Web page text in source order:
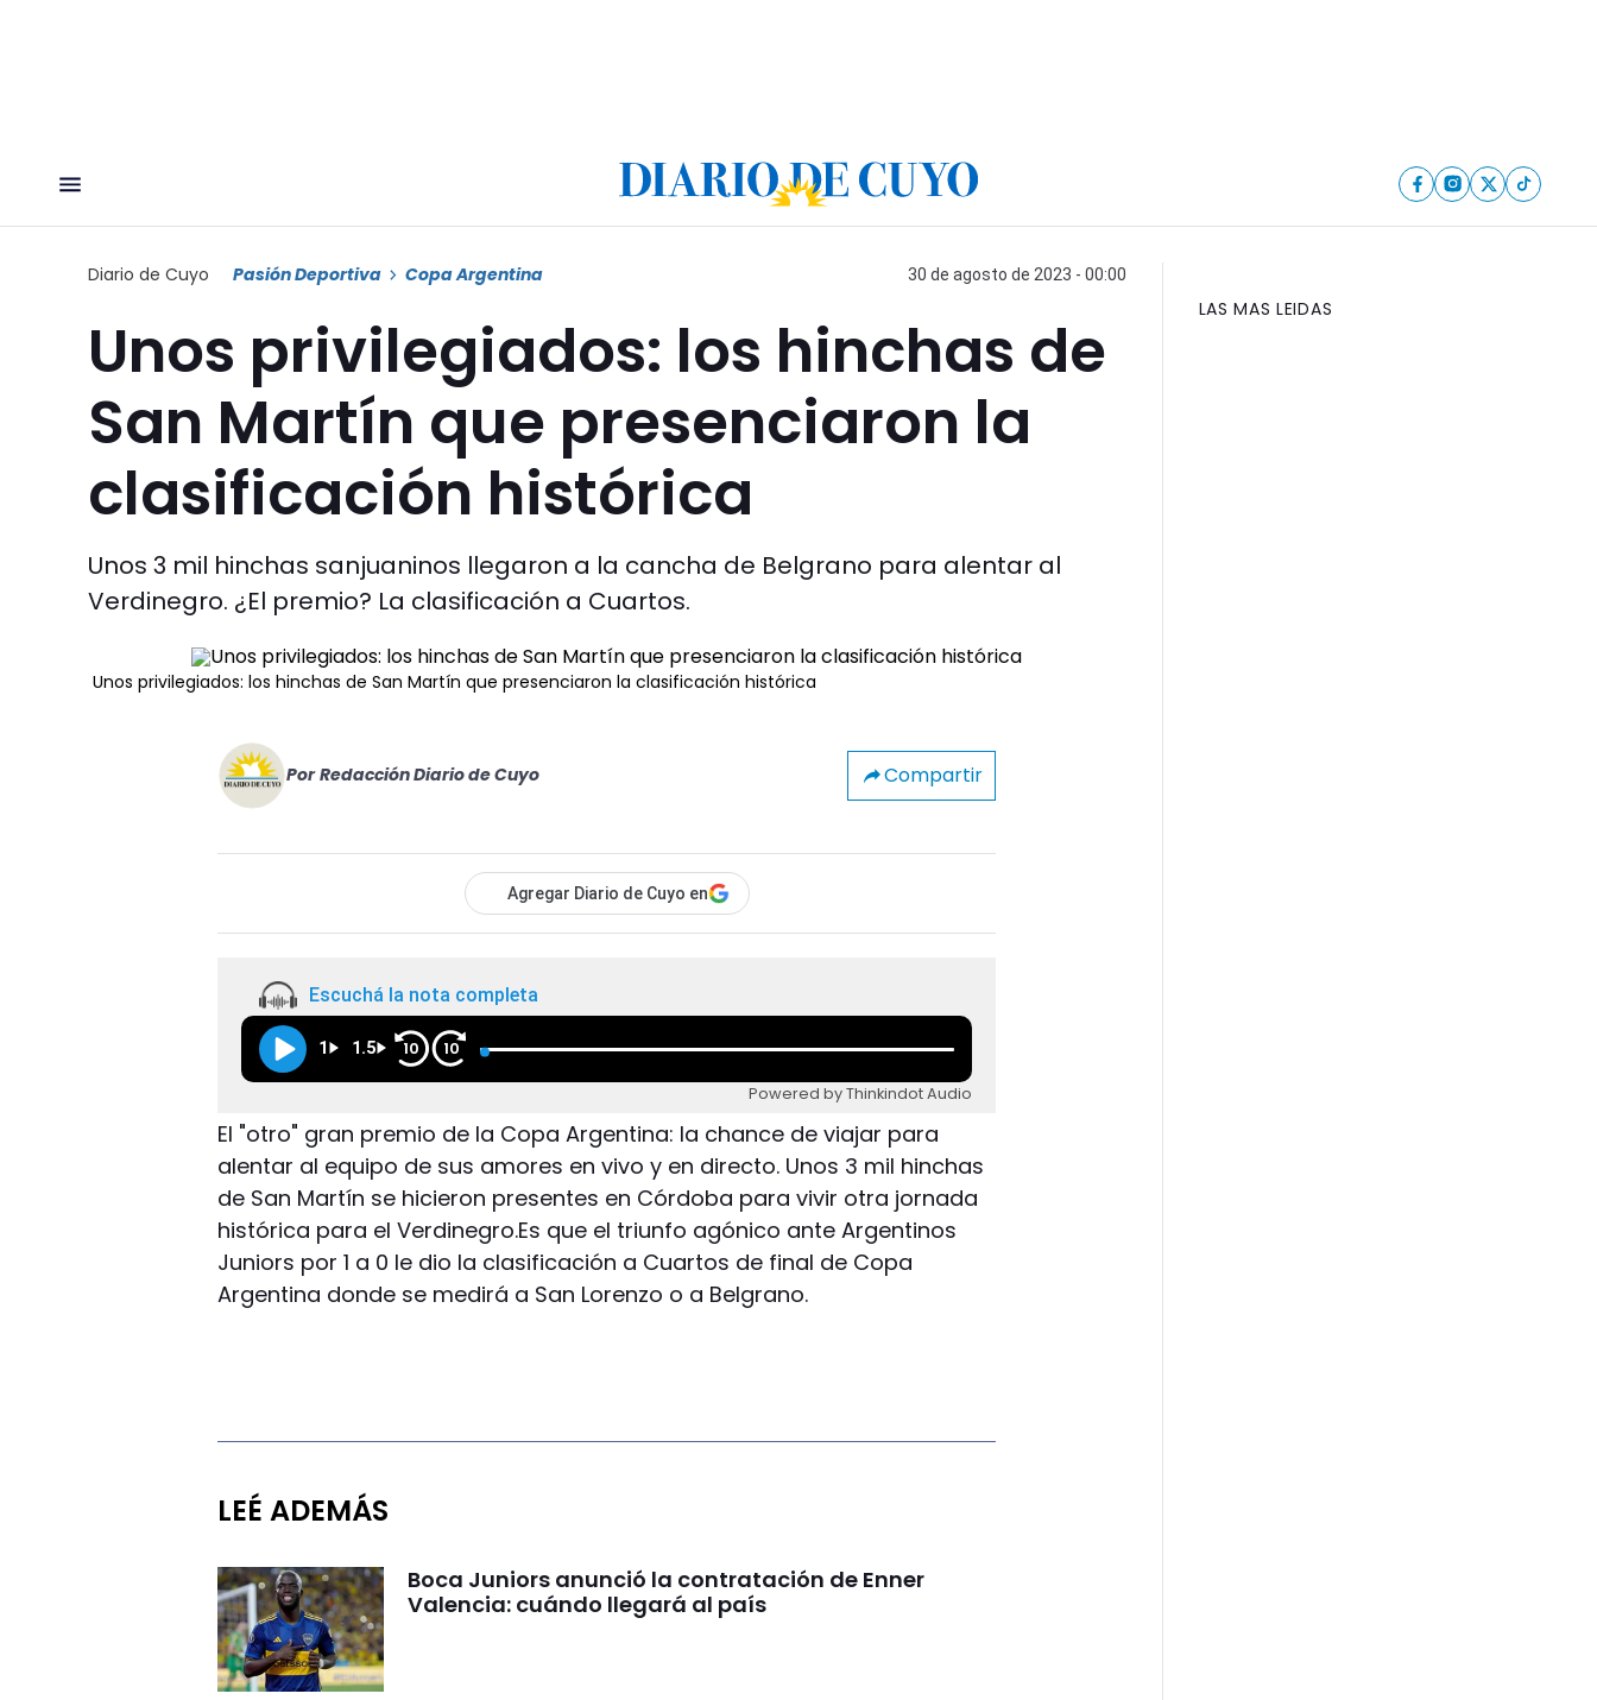
Diario de Cuyo Pasión Deportiva Copa Argentina 30 de agosto de 2023 - 00:00
Unos privilegiados: los hinchas de
San Martín que presenciaron la
clasificación histórica
Unos 3 mil hinchas sanjuaninos llegaron a la cancha de Belgrano para alentar al
Verdinegro. ¿El premio? La clasificación a Cuartos.
Unos privilegiados: los hinchas de San Martín que presenciaron la clasificación histórica
Por Redacción Diario de Cuyo Compartir
Agregar Diario de Cuyo en
Escuchá la nota completa
1 1.5 10 10
Powered by Thinkindot Audio
El "otro" gran premio de la Copa Argentina: la chance de viajar para
alentar al equipo de sus amores en vivo y en directo. Unos 3 mil hinchas
de San Martín se hicieron presentes en Córdoba para vivir otra jornada
histórica para el Verdinegro.Es que el triunfo agónico ante Argentinos
Juniors por 1 a 0 le dio la clasificación a Cuartos de final de Copa
Argentina donde se medirá a San Lorenzo o a Belgrano.
LEÉ ADEMÁS
Boca Juniors anunció la contratación de Enner
Valencia: cuándo llegará al país
LAS MAS LEIDAS